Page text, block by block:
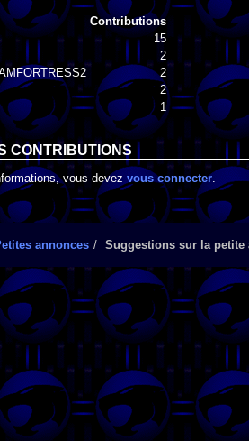
Contributions
15
2
2
2
1
CONTRIBUTIONS
vous devez vous connecter
annonces Suggestions sur la petite